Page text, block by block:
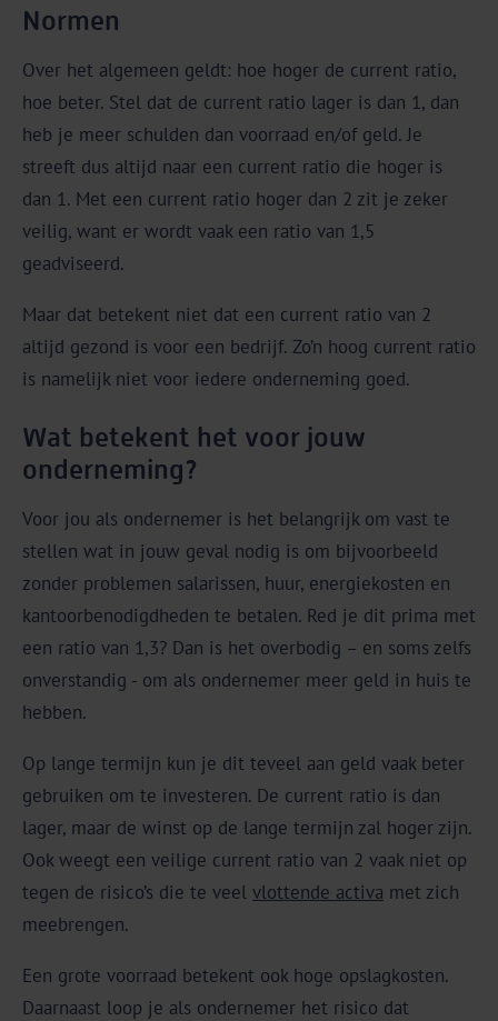
Normen
Over het algemeen geldt: hoe hoger de current ratio,
hoe beter. Stel dat de current ratio lager is dan 1, dan
heb je meer schulden dan voorraad en/of geld. Je
streeft dus altijd naar een current ratio die hoger is
dan 1. Met een current ratio hoger dan 2 zit je zeker
veilig, want er wordt vaak een ratio van 1,5
geadviseerd.
Maar dat betekent niet dat een current ratio van 2
altijd gezond is voor een bedrijf. Zo’n hoog current ratio
is namelijk niet voor iedere onderneming goed.
Wat betekent het voor jouw
onderneming?
Voor jou als ondernemer is het belangrijk om vast te
stellen wat in jouw geval nodig is om bijvoorbeeld
zonder problemen salarissen, huur, energiekosten en
kantoorbenodigdheden te betalen. Red je dit prima met
een ratio van 1,3? Dan is het overbodig – en soms zelfs
onverstandig - om als ondernemer meer geld in huis te
hebben.
Op lange termijn kun je dit teveel aan geld vaak beter
gebruiken om te investeren. De current ratio is dan
lager, maar de winst op de lange termijn zal hoger zijn.
Ook weegt een veilige current ratio van 2 vaak niet op
tegen de risico’s die te veel vlottende activa met zich
meebrengen.
Een grote voorraad betekent ook hoge opslagkosten.
Daarnaast loop je als ondernemer het risico dat